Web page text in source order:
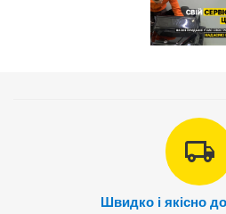
Швидко і якісно